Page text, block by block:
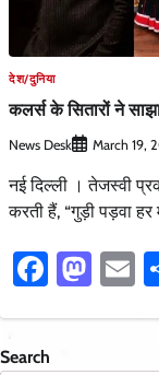
देश/दुनिया
कलर्स के सितारों ने
News Desk March 19,
नई दिल्ली । तेजस्वी
करती हैं, “गुड़ी पड़वा
Search